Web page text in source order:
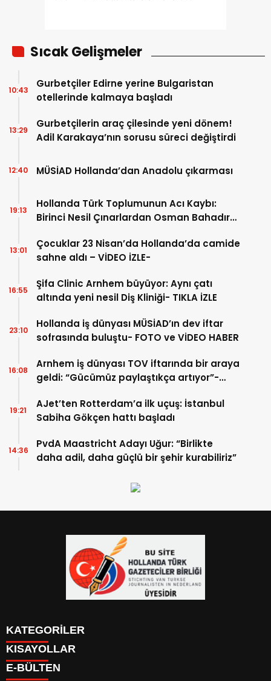
Sıcak Gelişmeler
Gurbetçiler Edirne yerine Bulgaristan
otellerinde kalmaya başladı
10:43
Gurbetçilerin araç çilesinde yeni dönem!
Adil Karakaya’nın sorusu süreci değiştirdi
13:29
MÜSİAD Hollanda’dan Anadolu çıkarması
12:40
Hollanda Türk Toplumunun Acı Kaybı:
Birinci Nesil Çınarlardan Osman Bahadır
19:13
Çocuklar 23 Nisan’da Hollanda’da camide
sahne aldı – VİDEO İZLE-
13:01
Şifa Clinic Arnhem büyüyor: Aynı çatı
altında yeni nesil Diş Kliniği- TIKLA İZLE
16:55
Hollanda iş dünyası MÜSİAD’ın dev iftar
sofrasında buluştu- FOTO ve VİDEO HABER
23:10
Arnhem iş dünyası TOV iftarında bir araya
geldi: “Gücümüz paylaştıkça artıyor”-
16:08
AJet’ten Rotterdam’a ilk uçuş: İstanbul
Sabiha Gökçen hattı başladı
19:21
PvdA Maastricht Adayı Uğur: “Birlikte
daha adil, daha güçlü bir şehir kurabiliriz”
14:36
KATEGORİLER
YAZARLAR
PUAN DURUMU
KISAYOLLAR
E-BÜLTEN